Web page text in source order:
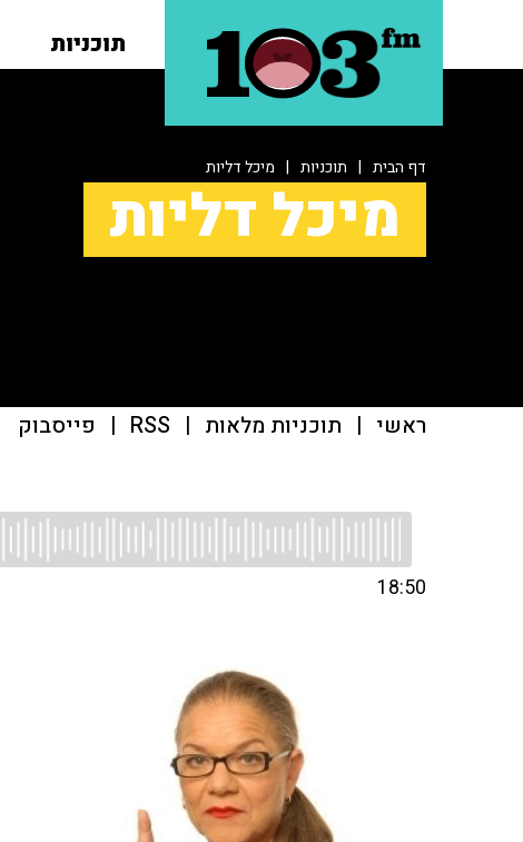
תוכניות
דף הבית | תוכניות | מיכל דליות
מיכל דליות
ראשי | תוכניות מלאות |
RSS
| פייסבוק
18:50